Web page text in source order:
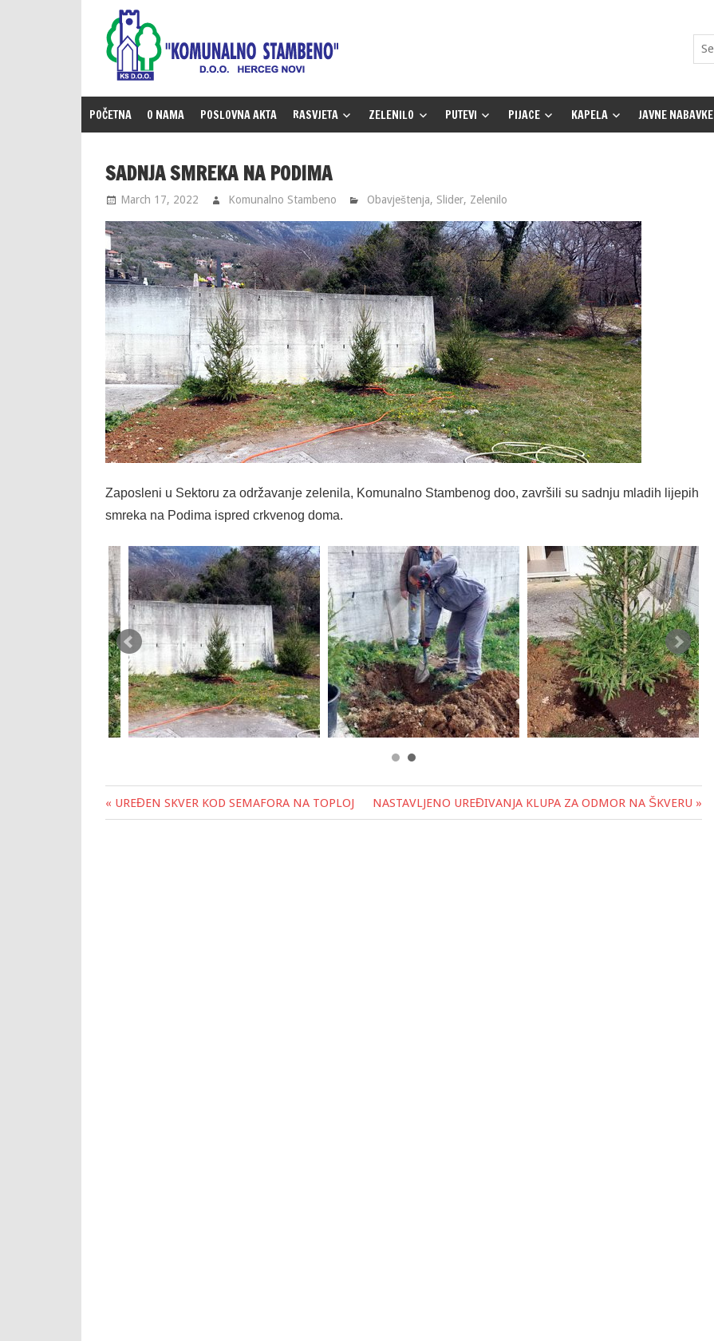
content
POČETNA O NAMA POSLOVNA AKTA RASVJETA ZELENILO PUTEVI PIJACE KAPELA JAVNE NABAVKE
SADNJA SMREKA NA PODIMA
March 17, 2022 Komunalno Stambeno Obavještenja, Slider, Zelenilo
Zaposleni u Sektoru za održavanje zelenila, Komunalno Stambenog doo, završili su sadnju mladih lijepih
smreka na Podima ispred crkvenog doma.
Post
« UREĐEN SKVER KOD SEMAFORA NA TOPLOJ NASTAVLJENO UREĐIVANJA KLUPA ZA ODMOR NA ŠKVERU »